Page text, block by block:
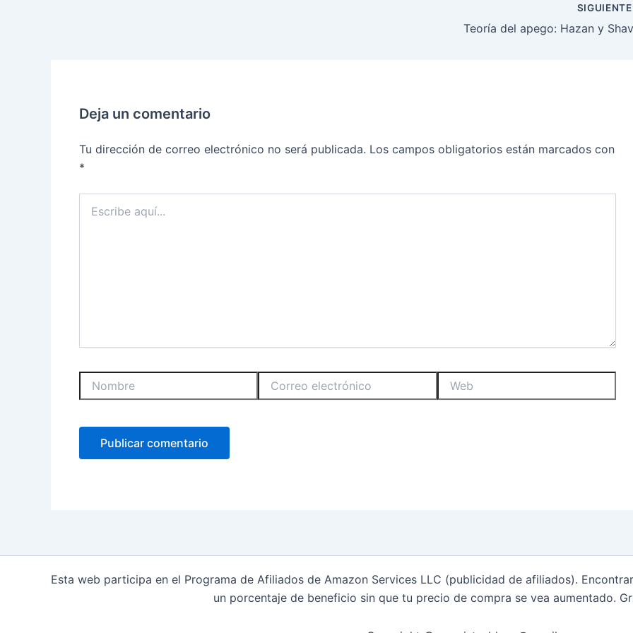
Teoría del apego: Hazan y
Deja un comentario
Tu dirección de correo electrónico no será publicada. Los campos obligatorios están marcados con
*
aquí...
electrónico
Esta web participa en el Programa de Afiliados de Amazon Services LLC (publicidad de afiliados).
un porcentaje de beneficio sin que tu precio de compra se vea aumentado.